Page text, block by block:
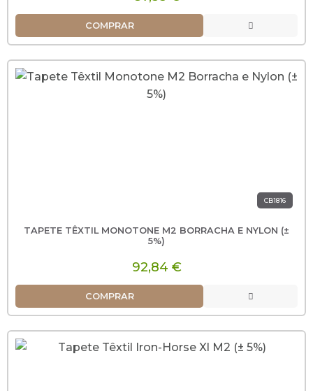
COMPRAR
CB1816
TAPETE TÊXTIL MONOTONE M2 BORRACHA E NYLON (±
5%)
92,84 €
COMPRAR